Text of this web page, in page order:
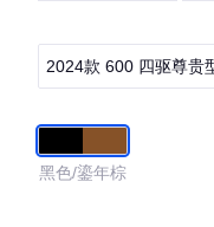
2024款 600 四驱尊贵
黑色/鎏年棕